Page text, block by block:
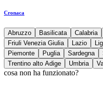
Cronaca
Abruzzo Basilicata Calabria
Friuli Venezia Giulia
Lazio
Piemonte
Puglia Sardegna
Trentino alto Adige
Umbria
cosa non ha funzionato?